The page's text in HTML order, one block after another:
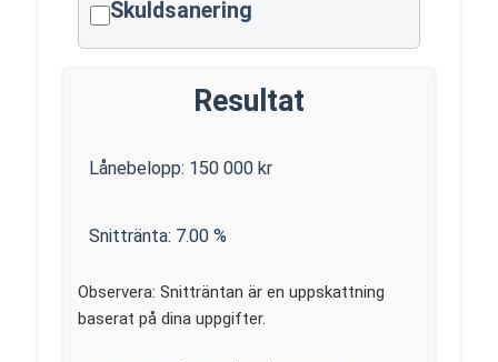
Skuldsanering
Resultat
Lånebelopp: 150 000 kr
Snittränta: 7.00 %
Observera: Snitträntan är en uppskattning
baserat på dina uppgifter.